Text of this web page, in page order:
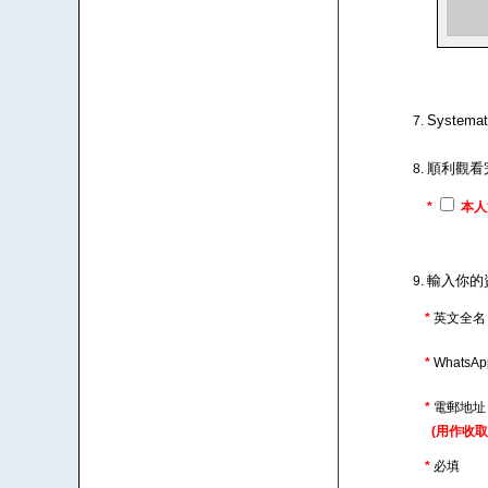
順利觀
* 本
輸入你的
* 英文全
*
* 電郵地
(用作收
* 必填